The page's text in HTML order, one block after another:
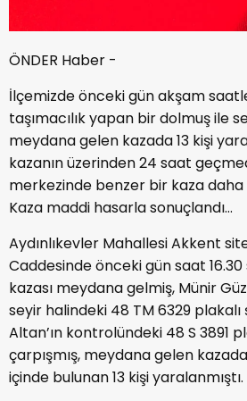
ÖNDER Haber -
İlçemizde önceki gün akşam
taşımacılık yapan bir dolmuş ile
meydana gelen kazada 13 kişi
kazanın üzerinden 24 saat
merkezinde benzer bir kaza
Kaza maddi hasarla sonuçlandı…
Aydınlıkevler Mahallesi Akkent
Caddesinde önceki gün saat
kazası meydana gelmiş, Münir
seyir halindeki 48 TM 6329
Altan’ın kontrolündeki 48 S 3891
çarpışmış, meydana gelen
içinde bulunan 13 kişi yaralanmıştı.